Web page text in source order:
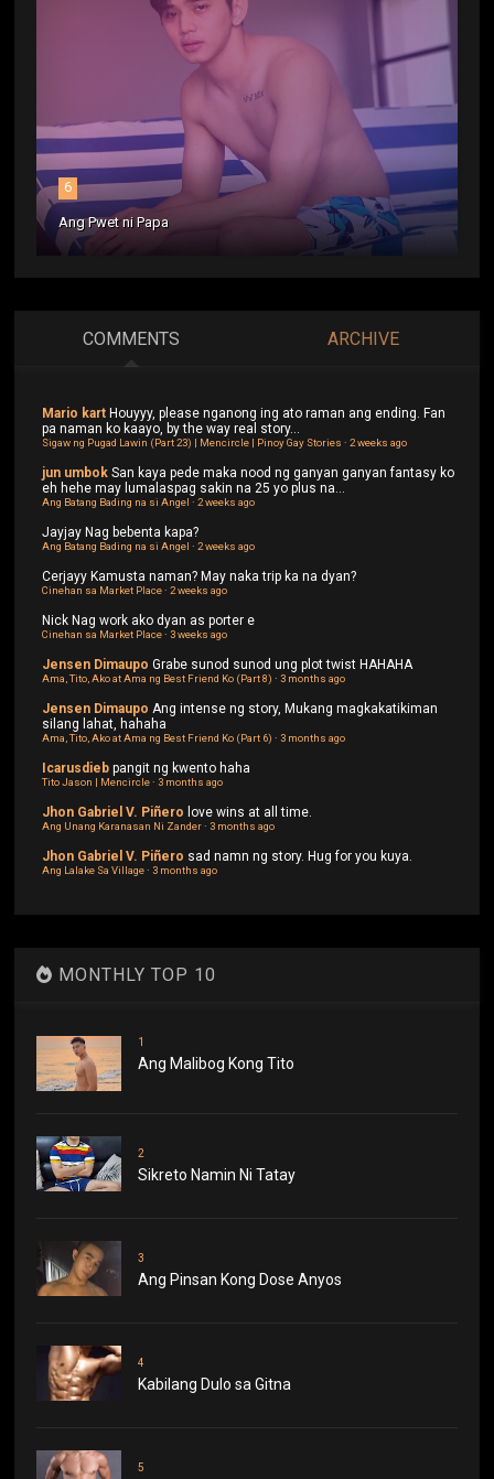
6
Ang Pwet ni Papa
COMMENTS ARCHIVE
Mario kart Houyyy, please nganong ing ato raman ang ending. Fan
pa naman ko kaayo, by the way real story...
Sigaw ng Pugad Lawin (Part 23) | Mencircle | Pinoy Gay Stories ·2 weeks ago
jun umbok San kaya pede maka nood ng ganyan ganyan fantasy ko
eh hehe may lumalaspag sakin na 25 yo plus na...
Ang Batang Bading na si Angel ·2 weeks ago
Jayjay Nag bebenta kapa?
Ang Batang Bading na si Angel ·2 weeks ago
Cerjayy Kamusta naman? May naka trip ka na dyan?
Cinehan sa Market Place·2 weeks ago
Nick Nag work ako dyan as porter e
Cinehan sa Market Place·3 weeks ago
Jensen Dimaupo Grabe sunod sunod ung plot twist HAHAHA
Ama, Tito, Ako at Ama ng Best Friend Ko (Part 8) ·3 months ago
Jensen Dimaupo Ang intense ng story, Mukang magkakatikiman
silang lahat, hahaha
Ama, Tito, Ako at Ama ng Best Friend Ko (Part 6) ·3 months ago
Icarusdieb pangit ng kwento haha
Tito Jason | Mencircle·3 months ago
Jhon Gabriel V. Piñero love wins at all time.
Ang Unang Karanasan Ni Zander·3 months ago
Jhon Gabriel V. Piñero sad namn ng story. Hug for you kuya.
Ang Lalake Sa Village·3 months ago
MONTHLY TOP 10
1
Ang Malibog Kong Tito
2
Sikreto Namin Ni Tatay
3
Ang Pinsan Kong Dose Anyos
4
Kabilang Dulo sa Gitna
5